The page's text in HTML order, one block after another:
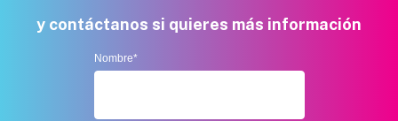
y contáctanos si quieres más información
Nombre*